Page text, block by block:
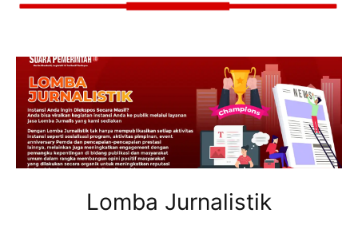
Lomba Jurnalistik